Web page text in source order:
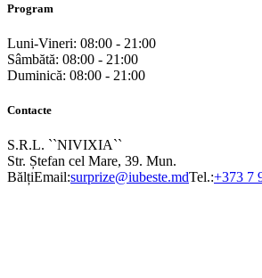
Program
Luni-Vineri: 08:00 - 21:00
Sâmbătă: 08:00 - 21:00
Duminică: 08:00 - 21:00
Contacte
S.R.L. ``NIVIXIA``
Str. Ștefan cel Mare, 39. Mun.
BălțiEmail:surprize@iubeste.mdTel.:+373 7